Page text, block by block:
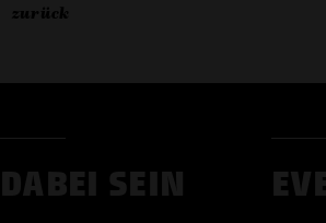
zurück
DABEI SEIN